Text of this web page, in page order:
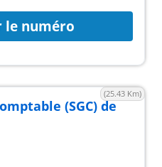
numéro
(25.43 Km)
(SGC) de